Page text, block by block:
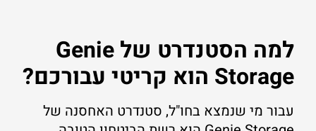
למה הסטנדרט של Genie
Storage הוא קריטי עבורכם?
עבור מי שנמצא בחו"ל, סטנדרט האחסנה של